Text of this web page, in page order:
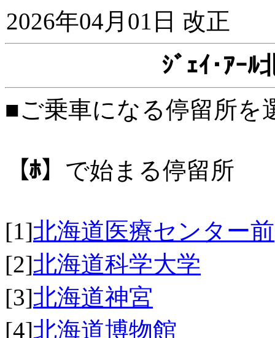
2026年04月01日 改正
ｼﾞｪｲ･ｱｰﾙ
■ご乗車になる停留所を
【ﾎ】 で始まる停留所
[1]北海道医療センター前
[2]北海道科学大学
[3]北海道神宮
[4]北海道博物館